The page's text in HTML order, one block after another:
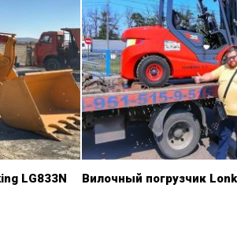
LG833N Вилочный погрузчик